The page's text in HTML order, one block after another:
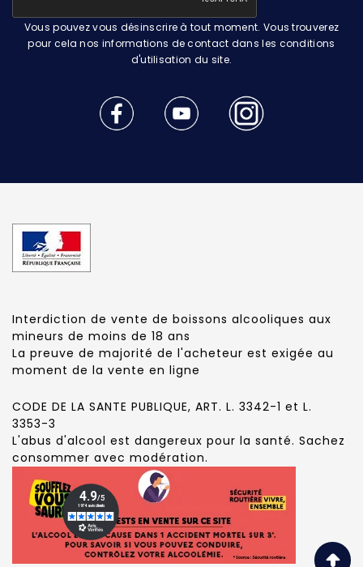
Vous pouvez vous désinscrire à tout moment. Vous trouverez
pour cela nos informations de contact dans les conditions
d'utilisation du site.
Interdiction de vente de boissons alcooliques aux
mineurs de moins de 18 ans
La preuve de majorité de l'acheteur est exigée au
moment de la vente en ligne
CODE DE LA SANTE PUBLIQUE, ART. L. 3342-1 et L.
3353-3
L'abus d'alcool est dangereux pour la santé. Sachez
consommer avec modération.